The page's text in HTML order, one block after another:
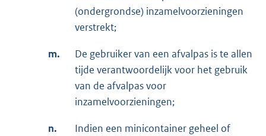
(ondergrondse) inzamelvoorzieningen
verstrekt;
m.
De gebruiker van een afvalpas is te allen
tijde verantwoordelijk voor het gebruik
van de afvalpas voor
inzamelvoorzieningen;
n.
Indien een minicontainer geheel of